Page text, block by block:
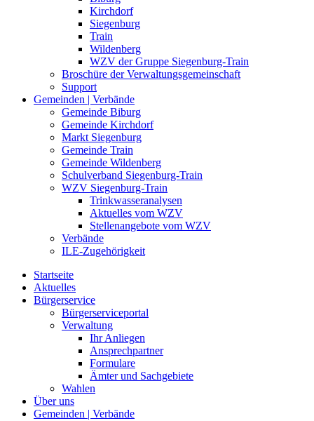
Kirchdorf
Siegenburg
Train
Wildenberg
WZV der Gruppe Siegenburg-Train
Broschüre der Verwaltungsgemeinschaft
Support
Gemeinden | Verbände
Gemeinde Biburg
Gemeinde Kirchdorf
Markt Siegenburg
Gemeinde Train
Gemeinde Wildenberg
Schulverband Siegenburg-Train
WZV Siegenburg-Train
Trinkwasseranalysen
Aktuelles vom WZV
Stellenangebote vom WZV
Verbände
ILE-Zugehörigkeit
Startseite
Aktuelles
Bürgerservice
Bürgerserviceportal
Verwaltung
Ihr Anliegen
Ansprechpartner
Formulare
Ämter und Sachgebiete
Wahlen
Über uns
Gemeinden | Verbände